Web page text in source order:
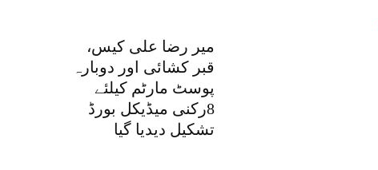
میر رضا علی کیس،
قبر کشائی اور دوبارہ
پوسٹ مارٹم کیلئے
8رکنی میڈیکل بورڈ
تشکیل دیدیا گیا